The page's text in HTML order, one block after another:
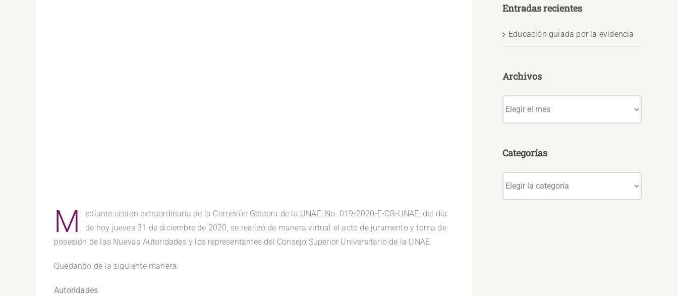
M
ediante sesión extraordinaria de la Comisión Gestora de la UNAE, No. 019-2020-E-CG-UNAE, del día
de hoy jueves 31 de diciembre de 2020, se realizó de manera virtual el acto de juramento y toma de
posesión de las Nuevas Autoridades y los representantes del Consejo Superior Universitario de la UNAE.
Quedando de la siguiente manera:
Autoridades
Entradas recientes
Educación guiada por la evidencia
Archivos
Categorías